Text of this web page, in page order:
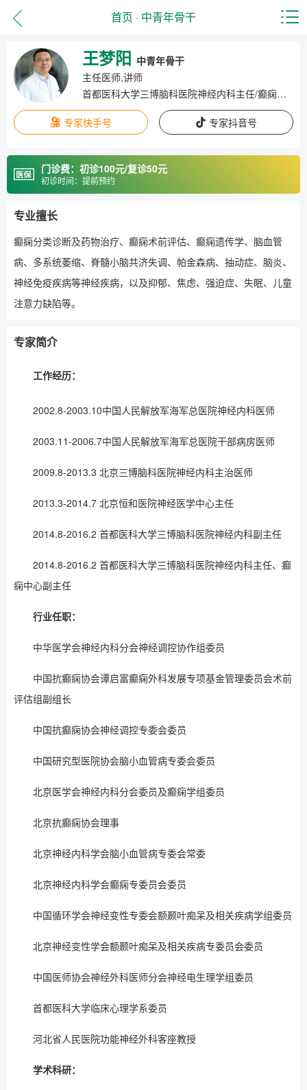
首页 · 中青年骨干
王梦阳 中青年骨干
主任医师,讲师
首都医科大学三博脑科医院神经内科主任/癫痫中心副主任
专家快手号 专家抖音号
门诊费：初诊100元/复诊50元
初诊时间：提前预约
专业擅长
癫痫分类诊断及药物治疗、癫痫术前评估、癫痫遗传学、脑血管
病、多系统萎缩、脊髓小脑共济失调、帕金森病、抽动症、脑炎、
神经免疫疾病等神经疾病，以及抑郁、焦虑、强迫症、失眠、儿童
注意力缺陷等。
专家简介
工作经历：
2002.8-2003.10中国人民解放军海军总医院神经内科医师
2003.11-2006.7中国人民解放军海军总医院干部病房医师
2009.8-2013.3 北京三博脑科医院神经内科主治医师
2013.3-2014.7 北京恒和医院神经医学中心主任
2014.8-2016.2 首都医科大学三博脑科医院神经内科副主任
2014.8-2016.2 首都医科大学三博脑科医院神经内科主任、癫
痫中心副主任
行业任职：
中华医学会神经内科分会神经调控协作组委员
中国抗癫痫协会谭启富癫痫外科发展专项基金管理委员会术前
评估组副组长
中国抗癫痫协会神经调控专委会委员
中国研究型医院协会脑小血管病专委会委员
北京医学会神经内科分会委员及癫痫学组委员
北京抗癫痫协会理事
北京神经内科学会脑小血管病专委会常委
北京神经内科学会癫痫专委员会委员
中国循环学会神经变性专委会额颞叶痴呆及相关疾病学组委员
北京神经变性学会额颞叶痴呆及相关疾病专委员会委员
中国医师协会神经外科医师分会神经电生理学组委员
首都医科大学临床心理学系委员
河北省人民医院功能神经外科客座教授
学术科研：